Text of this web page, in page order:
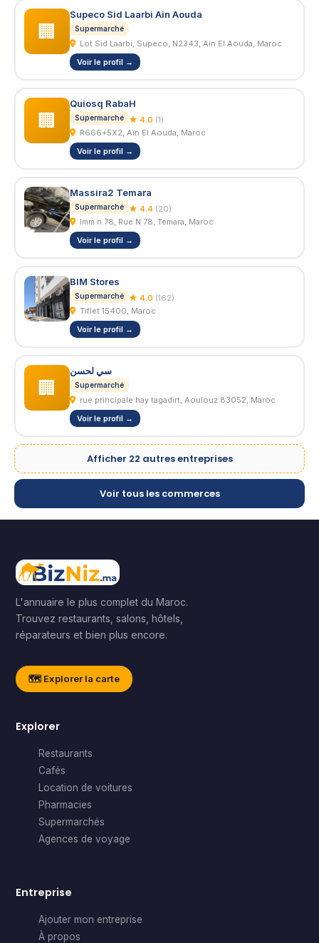
🏢
Supeco Sid Laarbi Ain Aouda
Supermarché
Lot Sid Laarbi, Supeco, N2343, Ain El Aouda, Maroc
Voir le profil →
🏢
Quiosq RabaH
Supermarché ★ 4.0 (1)
R666+5X2, Aïn El Aouda, Maroc
Voir le profil →
Massira2 Temara
Supermarché ★ 4.4 (20)
Imm n 78, Rue N 78, Temara, Maroc
Voir le profil →
BIM Stores
Supermarché ★ 4.0 (162)
Tiflet 15400, Maroc
Voir le profil →
🏢
سي لحسن
Supermarché
rue principale hay tagadirt, Aoulouz 83052, Maroc
Voir le profil →
Afficher 22 autres entreprises
Voir tous les commerces
L'annuaire le plus complet du Maroc.
Trouvez restaurants, salons, hôtels,
réparateurs et bien plus encore.
🗺️ Explorer la carte
Explorer
Restaurants
Cafés
Location de voitures
Pharmacies
Supermarchés
Agences de voyage
Entreprise
Ajouter mon entreprise
À propos